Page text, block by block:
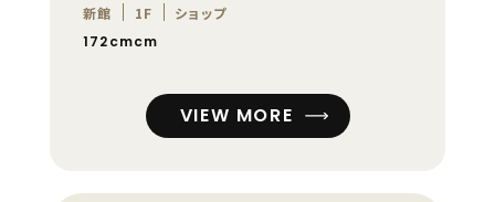
新館 1F
ショップ
172cmcm
VIEW MORE